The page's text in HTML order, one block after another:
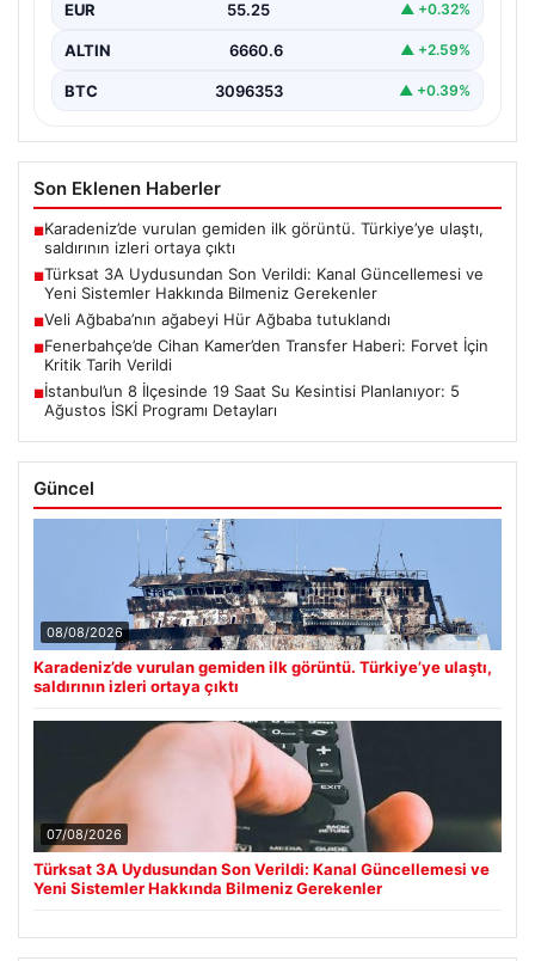
EUR 55.25 ▲ +0.32%
ALTIN 6660.6 ▲ +2.59%
BTC 3096353 ▲ +0.39%
Son Eklenen Haberler
■Karadeniz’de vurulan gemiden ilk görüntü. Türkiye’ye ulaştı,
saldırının izleri ortaya çıktı
■Türksat 3A Uydusundan Son Verildi: Kanal Güncellemesi ve
Yeni Sistemler Hakkında Bilmeniz Gerekenler
■Veli Ağbaba’nın ağabeyi Hür Ağbaba tutuklandı
■Fenerbahçe’de Cihan Kamer’den Transfer Haberi: Forvet İçin
Kritik Tarih Verildi
■İstanbul’un 8 İlçesinde 19 Saat Su Kesintisi Planlanıyor: 5
Ağustos İSKİ Programı Detayları
Güncel
08/08/2026
Karadeniz’de vurulan gemiden ilk görüntü. Türkiye’ye ulaştı,
saldırının izleri ortaya çıktı
07/08/2026
Türksat 3A Uydusundan Son Verildi: Kanal Güncellemesi ve
Yeni Sistemler Hakkında Bilmeniz Gerekenler